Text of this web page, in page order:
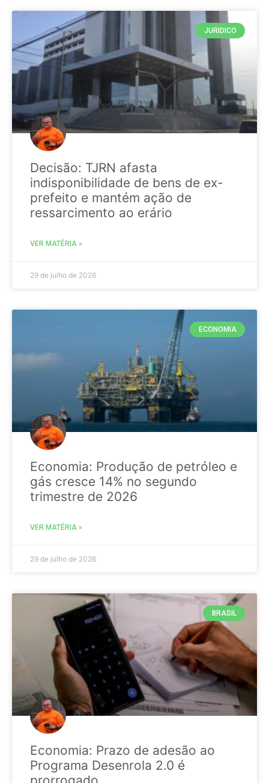
JURIDICO
Decisão: TJRN afasta
indisponibilidade de bens de ex-
prefeito e mantém ação de
ressarcimento ao erário
VER MATÉRIA »
29 de julho de 2026
ECONOMIA
Economia: Produção de petróleo e
gás cresce 14% no segundo
trimestre de 2026
VER MATÉRIA »
29 de julho de 2026
BRASIL
Economia: Prazo de adesão ao
Programa Desenrola 2.0 é